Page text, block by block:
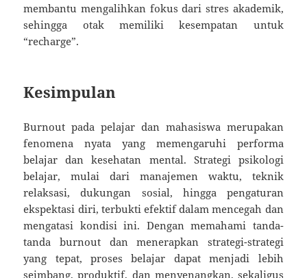
membantu mengalihkan fokus dari stres akademik,
sehingga otak memiliki kesempatan untuk
“recharge”.
Kesimpulan
Burnout pada pelajar dan mahasiswa merupakan
fenomena nyata yang memengaruhi performa
belajar dan kesehatan mental. Strategi psikologi
belajar, mulai dari manajemen waktu, teknik
relaksasi, dukungan sosial, hingga pengaturan
ekspektasi diri, terbukti efektif dalam mencegah dan
mengatasi kondisi ini. Dengan memahami tanda-
tanda burnout dan menerapkan strategi-strategi
yang tepat, proses belajar dapat menjadi lebih
seimbang, produktif, dan menyenangkan, sekaligus